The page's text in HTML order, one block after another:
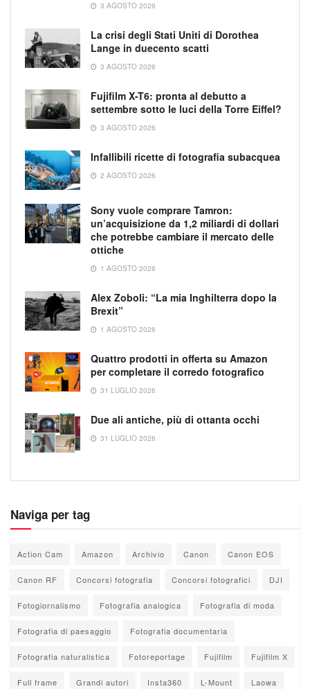
3 AGOSTO 2026
La crisi degli Stati Uniti di Dorothea
Lange in duecento scatti
3 AGOSTO 2026
Fujifilm X-T6: pronta al debutto a
settembre sotto le luci della Torre Eiffel?
3 AGOSTO 2026
Infallibili ricette di fotografia subacquea
2 AGOSTO 2026
Sony vuole comprare Tamron:
un’acquisizione da 1,2 miliardi di dollari
che potrebbe cambiare il mercato delle
ottiche
1 AGOSTO 2026
Alex Zoboli: “La mia Inghilterra dopo la
Brexit”
1 AGOSTO 2026
Quattro prodotti in offerta su Amazon
per completare il corredo fotografico
31 LUGLIO 2026
Due ali antiche, più di ottanta occhi
31 LUGLIO 2026
Naviga per tag
Action Cam Amazon Archivio Canon Canon EOS
Canon RF Concorsi fotografia Concorsi fotografici DJI
Fotogiornalismo Fotografia analogica Fotografia di moda
Fotografia di paesaggio Fotografia documentaria
Fotografia naturalistica Fotoreportage Fujifilm Fujifilm X
Full frame Grandi autori Insta360 L-Mount Laowa